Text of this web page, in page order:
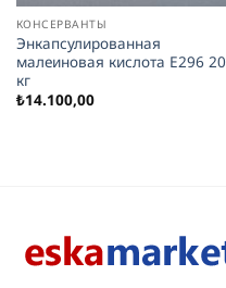
КОНСЕРВАНТЫ
Энкапсулированная
малеиновая кислота E296 20
кг
₺14.100,00